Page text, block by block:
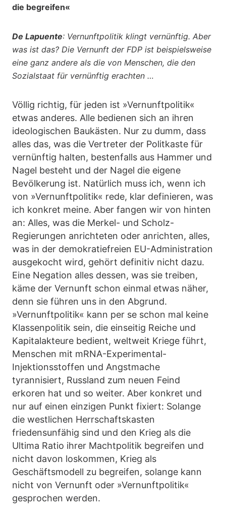
die begreifen«
De Lapuente: Vernunftpolitik klingt vernünftig. Aber
was ist das? Die Vernunft der FDP ist beispielsweise
eine ganz andere als die von Menschen, die den
Sozialstaat für vernünftig erachten …
Völlig richtig, für jeden ist »Vernunftpolitik«
etwas anderes. Alle bedienen sich an ihren
ideologischen Baukästen. Nur zu dumm, dass
alles das, was die Vertreter der Politkaste für
vernünftig halten, bestenfalls aus Hammer und
Nagel besteht und der Nagel die eigene
Bevölkerung ist. Natürlich muss ich, wenn ich
von »Vernunftpolitik« rede, klar definieren, was
ich konkret meine. Aber fangen wir von hinten
an: Alles, was die Merkel- und Scholz-
Regierungen anrichteten oder anrichten, alles,
was in der demokratiefreien EU-Administration
ausgekocht wird, gehört definitiv nicht dazu.
Eine Negation alles dessen, was sie treiben,
käme der Vernunft schon einmal etwas näher,
denn sie führen uns in den Abgrund.
»Vernunftpolitik« kann per se schon mal keine
Klassenpolitik sein, die einseitig Reiche und
Kapitalakteure bedient, weltweit Kriege führt,
Menschen mit mRNA-Experimental-
Injektionsstoffen und Angstmache
tyrannisiert, Russland zum neuen Feind
erkoren hat und so weiter. Aber konkret und
nur auf einen einzigen Punkt fixiert: Solange
die westlichen Herrschaftskasten
friedensunfähig sind und den Krieg als die
Ultima Ratio ihrer Machtpolitik begreifen und
nicht davon loskommen, Krieg als
Geschäftsmodell zu begreifen, solange kann
nicht von Vernunft oder »Vernunftpolitik«
gesprochen werden.